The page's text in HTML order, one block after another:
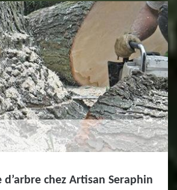
d’arbre chez Artisan Seraphin